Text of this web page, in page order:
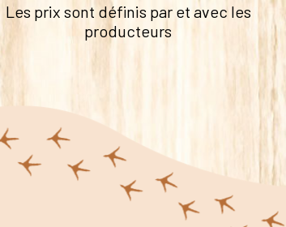
Les prix sont définis par et avec les
producteurs